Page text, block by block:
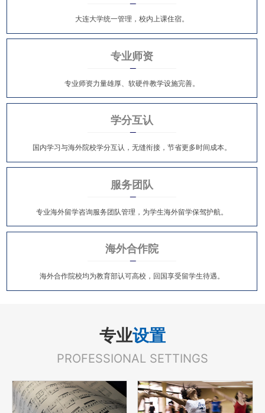
大连大学统一管理，校内上课住宿。
专业师资
专业师资力量雄厚、软硬件教学设施完善。
学分互认
国内学习与海外院校学分互认，无缝衔接，节省更多时间成本。
服务团队
专业海外留学咨询服务团队管理，为学生海外留学保驾护航。
海外合作院
海外合作院校均为教育部认可高校，回国享受留学生待遇。
专业设置
PROFESSIONAL SETTINGS